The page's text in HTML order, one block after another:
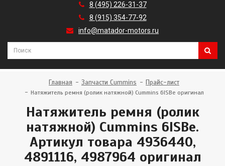
8 (495) 226-31-37
8 (915) 354-77-92
info@matador-motors.ru
Главная Запчасти Cummins Прайс-лист
Натяжитель ремня (ролик натяжной) Cummins 6ISBe оригинал
Натяжитель ремня (ролик
натяжной) Cummins 6ISBe.
Артикул товара 4936440,
4891116, 4987964 оригинал